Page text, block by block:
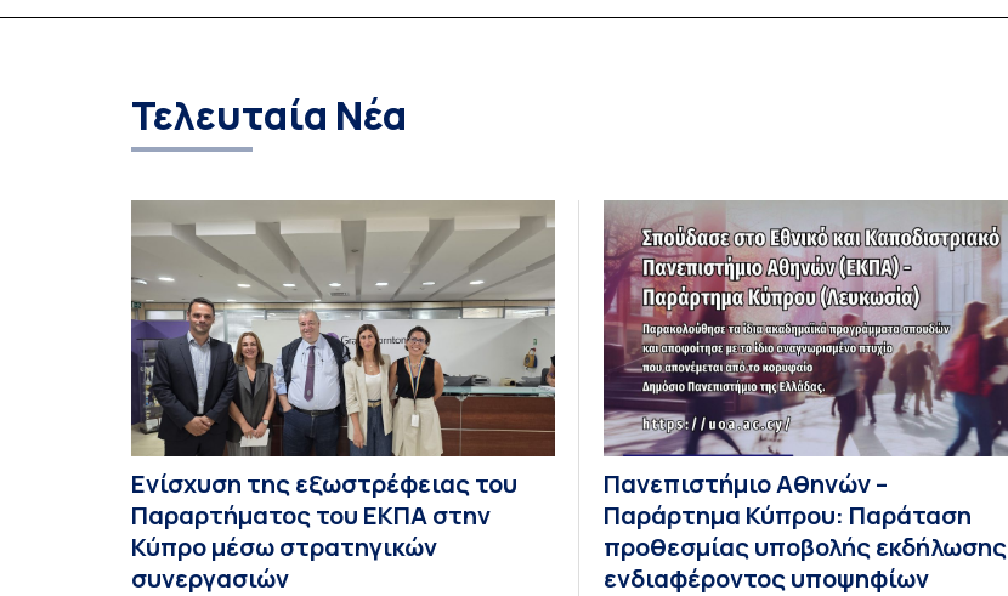
Τελευταία Νέα
Ενίσχυση της εξωστρέφειας του
Παραρτήματος του ΕΚΠΑ στην
Κύπρο μέσω στρατηγικών
συνεργασιών
Πανεπιστήμιο Αθηνών –
Παράρτημα Κύπρου: Παράταση
προθεσμίας υποβολής εκδήλωσης
ενδιαφέροντος υποψηφίων